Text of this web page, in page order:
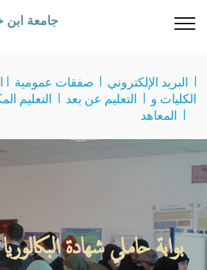
جامعة ابن
I صفقات عمومية I البريد الإلكتروني I
التعليم I التعليم عن بعد I الكليات و
المعاهد I
بوابة حاملي شهادة